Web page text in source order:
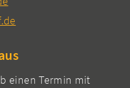
einen Termin mit